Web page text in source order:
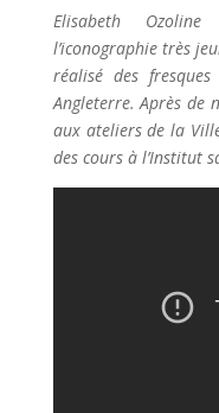
Elisabeth
l’iconographie très
réalisé des
Angleterre. Après de
aux ateliers de la
des cours à l’Institut